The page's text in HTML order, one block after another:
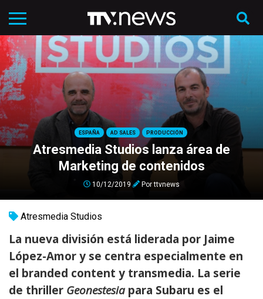
ESPAÑA AD SALES PRODUCCIÓN
Atresmedia Studios lanza área de
Marketing de contenidos
10/12/2019 Porttvnews
Atresmedia Studios
La nueva división está liderada por Jaime
López-Amor y se centra especialmente en
el branded content y transmedia. La serie
de thriller Geonestesiapara Subaru es el